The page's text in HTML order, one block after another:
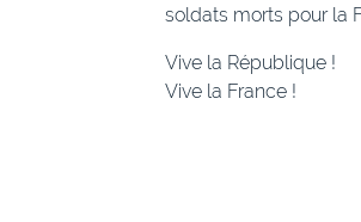
soldats morts pour la
Vive la République !
Vive la France !